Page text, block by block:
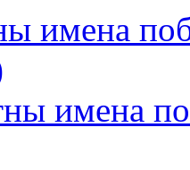
имена